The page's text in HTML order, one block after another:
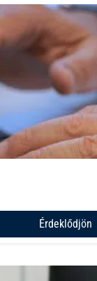
Érdeklődjön